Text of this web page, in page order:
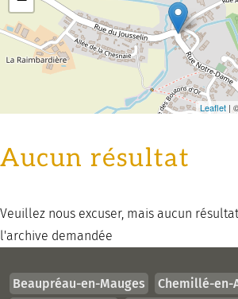
Leaflet |
Aucun résultat
Veuillez nous excuser, mais aucun
l'archive demandée
Beaupréau-en-Mauges
Chemillé-en-